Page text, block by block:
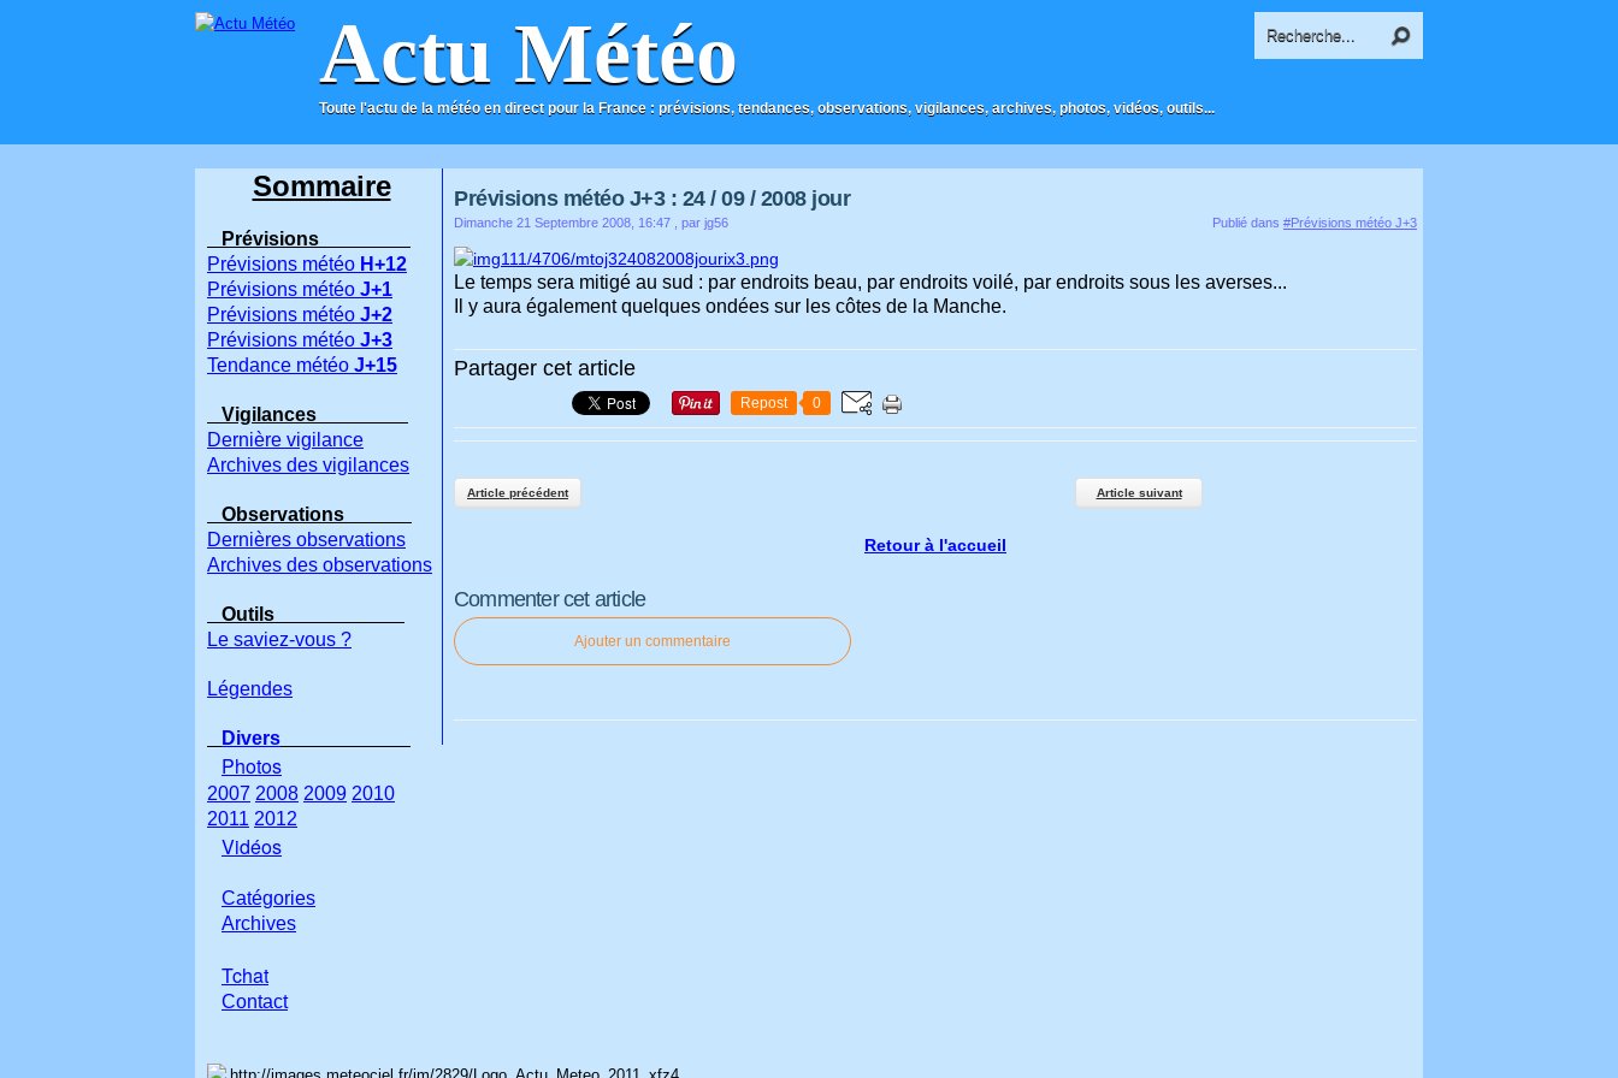
Actu Météo
Toute l'actu de la météo en direct pour la France : prévisions, tendances, observations, vigilances, archives, photos, vidéos, outils...
ACCUEIL CONTACT
Prévisions météo J+3 : 24 / 09 / 2008 jour
Dimanche 21 Septembre 2008, 16:47 , par jg56 Publié dans #Prévisions météo J+3
Le temps sera mitigé au sud : par endroits beau, par endroits voilé, par endroits sous les averses...
Il y aura également quelques ondées sur les côtes de la Manche.
Partager cet article
Repost 0
Article précédent Article suivant
Retour à l'accueil
Commenter cet article
Ajouter un commentaire
Sommaire
Prévisions
Prévisions météo H+12
Prévisions météo J+1
Prévisions météo J+2
Prévisions météo J+3
Tendance météo J+15
Vigilances
Dernière vigilance
Archives des vigilances
Observations
Dernières observations
Archives des observations
Outils
Le saviez-vous ?
Légendes
Divers
Photos
2007 2008 2009 2010
2011 2012
Vidéos
Catégories
Archives
Tchat
Contact